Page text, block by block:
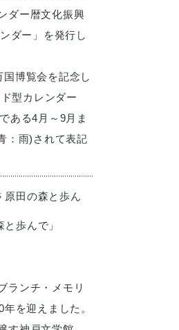
ダー暦文化振興
ダー」を発行し
博覧会を記念し
型カレンダー
ある4月～9月ま
：雨)されて表記
原田の森と歩ん
歩んで」
ランチ・メモリ
を迎えました。